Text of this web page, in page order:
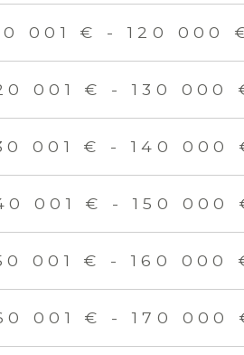
001 € - 120 000
001 € - 130 000
001 € - 140 000
001 € - 150 000
001 € - 160 000
001 € - 170 000